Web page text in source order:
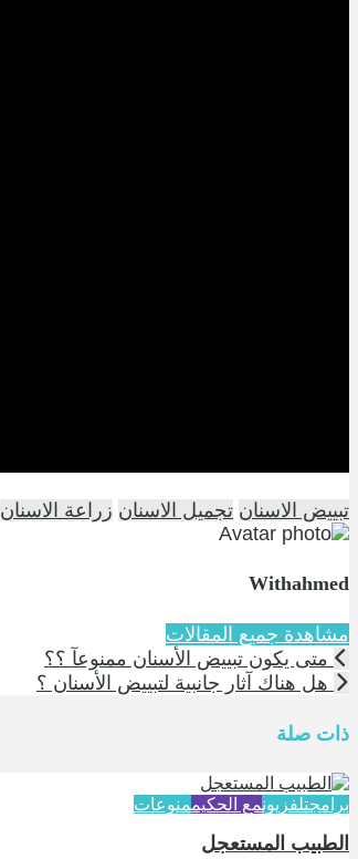
تبييض الاسنان تجميل الاسنان زراعة الاسنان
Withahmed
مشاهدة جميع المقالات
متى يكون تبييض الأسنان ممنوعآ ؟؟
هل هناك آثار جانبية لتبييض الأسنان ؟
ذات صلة
برامجتلفزيونمع الحكيممنوعات
الطبيب المستعجل